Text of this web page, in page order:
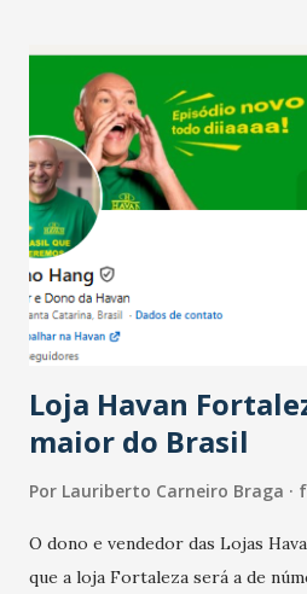
confraternizações de fim de ano
Salário para um número maior
país tem a menor taxa de
Ainda segundo a Pesquisa, em
bares e restaurantes operaram
registraram equilíbrio financeiro.
estabelecimentos no prejuízo
do observado no mês anterior.
novembro. Em relação a outubro,
Loja Havan
maior do Brasil
Por Lauriberto Carneiro Braga
O dono e vendedor das Lojas
que a loja Fortaleza será a de